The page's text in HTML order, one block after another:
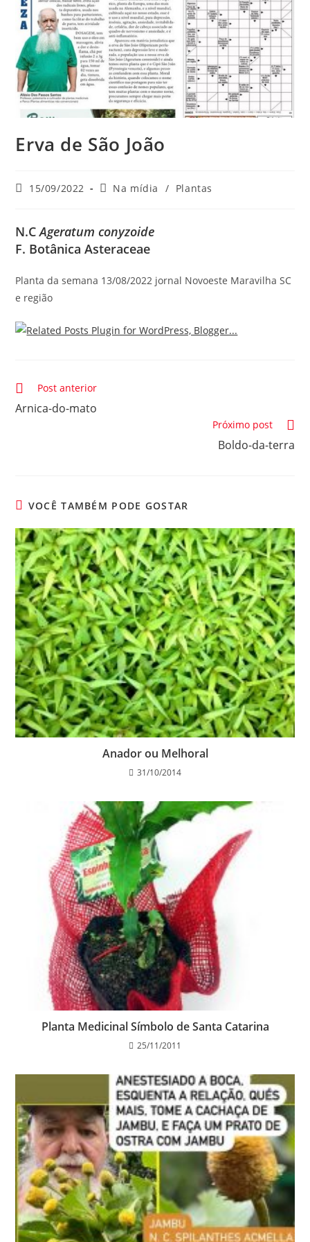
Erva de São João
Post15/09/2022
Categoria
Na mídia / Plantas
N.CAgeratum conyzoide
F. Botânica Asteraceae
Planta da semana 13/08/2022 jornal Novoeste Maravilha SC
e região
Leia
artigos
Post anterior
Arnica-do-mato
Próximo post
Boldo-da-terra
VOCÊ TAMBÉM PODE GOSTAR
Anador ou Melhoral
31/10/2014
Planta Medicinal Símbolo de Santa Catarina
25/11/2011